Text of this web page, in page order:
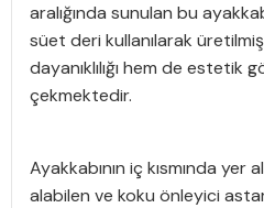
aralığında sunulan bu
süet deri kullanılarak
dayanıklılığı hem de estetik
çekmektedir.
Ayakkabının iç kısmında yer
alabilen ve koku önleyici